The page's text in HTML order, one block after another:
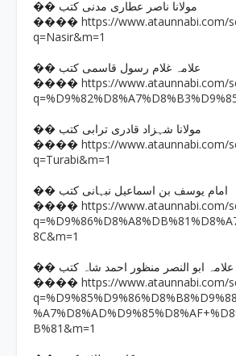
�� مولانا ناصر عطاری مدنی کتب
���� https://www.ataunnabi.com/
q=Nasir&m=1
�� علامہ غلام رسول قاسمی کتب
���� https://www.ataunnabi.com/
�� مولانا شہزاد قادری ترابی کتب
���� https://www.ataunnabi.com/
q=Turabi&m=1
�� امام یوسف بن اسماعیل نبہانی کتب
���� https://www.ataunnabi.com/
8C&m=1
�� علامہ ابو النصر منظور احمد شاہ کتب
���� https://www.ataunnabi.com/
B%81&m=1